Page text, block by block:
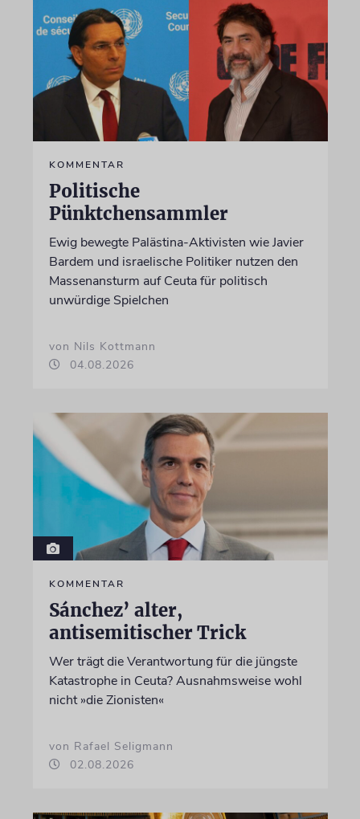
KOMMENTAR
Politische
Pünktchensammler
Ewig bewegte Palästina-Aktivisten wie Javier
Bardem und israelische Politiker nutzen den
Massenansturm auf Ceuta für politisch
unwürdige Spielchen
von Nils Kottmann
04.08.2026
KOMMENTAR
Sánchez’ alter,
antisemitischer Trick
Wer trägt die Verantwortung für die jüngste
Katastrophe in Ceuta? Ausnahmsweise wohl
nicht »die Zionisten«
von Rafael Seligmann
02.08.2026